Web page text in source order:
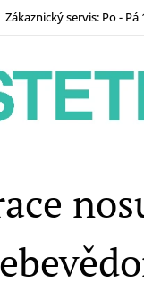
Zákaznický servis: Po - Pá